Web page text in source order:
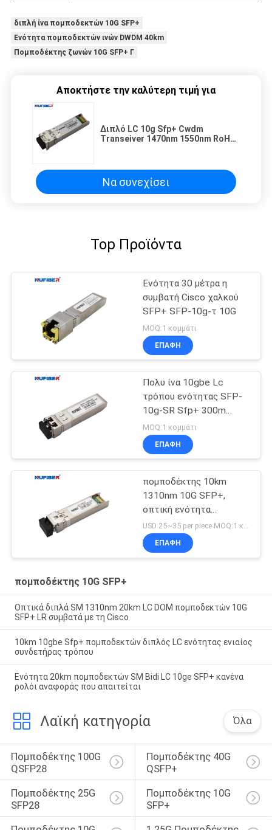
διπλή ίνα πομποδεκτών 10G SFP+
Ενότητα πομποδεκτών ινών DWDM 40km
Πομποδέκτης ζωνών 10G SFP+ Γ
Αποκτήστε την καλύτερη τιμή για
Διπλό LC 10g Sfp+ Cwdm
Transeiver 1470nm 1550nm RoHS
Να συνεχίσει
Top Προϊόντα
Ενότητα 30 μέτρα η
συμβατή Cisco χαλκού
SFP+ SFP-10g-τ 10G
MOQ:1 κομμάτι
ΕΠΑΦΉ
Πολυ ίνα 10gbe Lc
τρόπου ενότητας SFP-
10g-SR Sfp+ 300m
850nm
MOQ:1 κομμάτι
ΕΠΑΦΉ
πομποδέκτης 10km
1310nm 10G SFP+,
οπτική ενότητα
πομποδεκτών LC DDMUSD 25~35 per piece MOQ:1 κομμάτι
ΕΠΑΦΉ
πομποδέκτης 10G SFP+
Οπτικά διπλά SM 1310nm 20km LC DOM πομποδεκτών 10G
SFP+ LR συμβατά με τη Cisco
10km 10gbe Sfp+ πομποδεκτών διπλός LC ενότητας ενιαίος
συνδετήρας τρόπου
Ενότητα 20km πομποδεκτών SM Bidi LC 10ge SFP+ κανένα
ρολόι αναφοράς που απαιτείται
Λαϊκή κατηγορία Όλα
Πομποδέκτης 100G
QSFP28
Πομποδέκτης 40G
QSFP+
Πομποδέκτης 25G
SFP28
Πομποδέκτης 10G
SFP+